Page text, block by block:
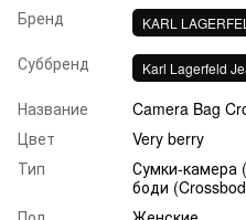
Бренд
KARL
Суббренд Karl Lagerfeld
Название
Camera Bag
Цвет
Very berry
Тип
Сумки-камера
боди